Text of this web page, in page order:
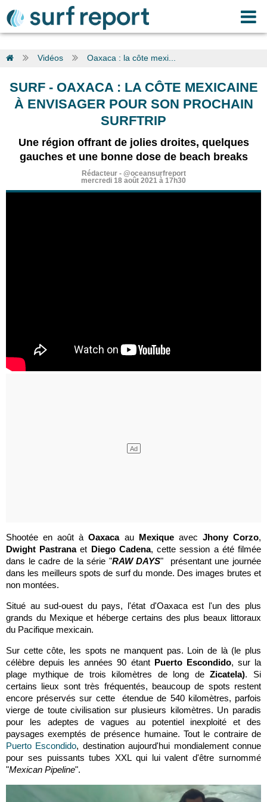
Vidéos Oaxaca : la côte mexi...
SURF- OAXACA : LA CÔTE MEXICAINE
À ENVISAGER POUR SON PROCHAIN
SURFTRIP
Une région offrant de jolies droites, quelques
gauches et une bonne dose de beach breaks
Rédacteur- @oceansurfreport
mercredi 18 août 2021 à 17h30
Shootée en août àOaxaca au Mexique avec Jhony Corzo,
Dwight Pastranaet Diego Cadena, cette session a été filmée
dans le cadre de la série "RAW DAYS" présentant une journée
dans les meilleurs spots de surf du monde. Des images brutes et
non montées.
Situé au sud-ouest du pays, l'état d'Oaxaca est l'un des plus
grands du Mexique et héberge certains des plus beaux littoraux
du Pacifique mexicain.
Sur cette côte, les spots ne manquent pas. Loin de là (le plus
célèbre depuis les années 90 étant Puerto Escondido, sur la
plage mythique de trois kilomètres de long deZicatela). Si
certains lieux sont très fréquentés, beaucoup de spots restent
encore préservés sur cette étendue de 540 kilomètres, parfois
vierge de toute civilisation sur plusieurs kilomètres. Un paradis
pour les adeptes de vagues au potentiel inexploité et des
paysages exemptés de présence humaine. Tout le contraire de
Puerto Escondido, destination aujourd'hui mondialement connue
pour ses puissants tubes XXL qui lui valent d'être surnommé
"Mexican Pipeline".